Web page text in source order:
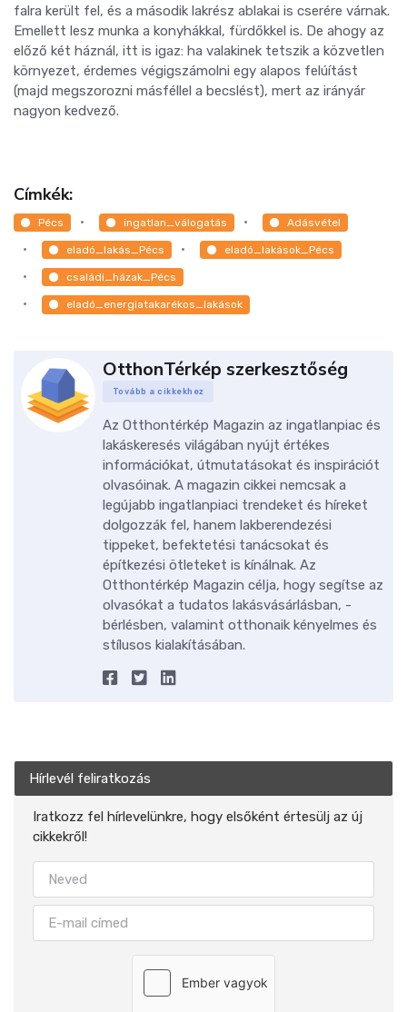
falra került fel, és a második lakrész ablakai is cserére várnak.
Emellett lesz munka a konyhákkal, fürdőkkel is. De ahogy az
előző két háznál, itt is igaz: ha valakinek tetszik a közvetlen
környezet, érdemes végigszámolni egy alapos felúítást
(majd megszorozni másféllel a becslést), mert az irányár
nagyon kedvező.
Címkék:
Pécs ingatlan_válogatás Adásvétel
eladó_lakás_Pécs eladó_lakások_Pécs
családi_házak_Pécs
eladó_energiatakarékos_lakások
OtthonTérkép szerkesztőség
Tovább a cikkekhez
Az Otthontérkép Magazin az ingatlanpiac és
lakáskeresés világában nyújt értékes
információkat, útmutatásokat és inspirációt
olvasóinak. A magazin cikkei nemcsak a
legújabb ingatlanpiaci trendeket és híreket
dolgozzák fel, hanem lakberendezési
tippeket, befektetési tanácsokat és
építkezési ötleteket is kínálnak. Az
Otthontérkép Magazin célja, hogy segítse az
olvasókat a tudatos lakásvásárlásban, -
bérlésben, valamint otthonaik kényelmes és
stílusos kialakításában.
Hírlevél feliratkozás
Iratkozz fel hírlevelünkre, hogy elsőként értesülj az új
cikkekről!